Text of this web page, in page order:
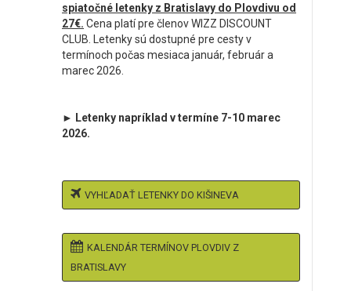
spiatočné letenky z Bratislavy do Plovdivu od
27€. Cena platí pre členov WIZZ DISCOUNT
CLUB. Letenky sú dostupné pre cesty v
termínoch počas mesiaca január, február a
marec 2026.
► Letenky napríklad v termíne 7-10 marec
2026.
VYHĽADAŤ LETENKY DO KIŠINEVA
KALENDÁR TERMÍNOV PLOVDIV Z
BRATISLAVY